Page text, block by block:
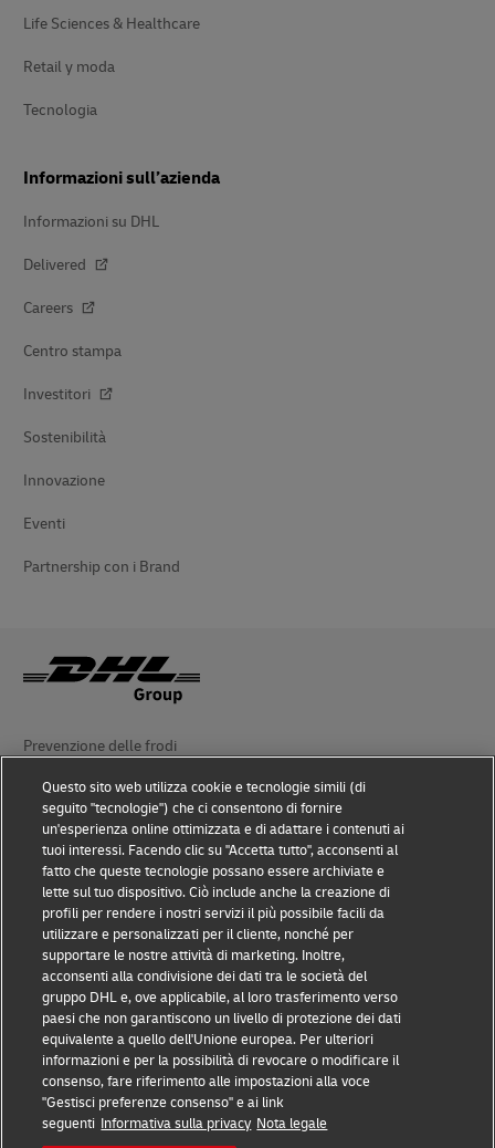
Life Sciences & Healthcare
Retail y moda
Tecnologia
Informazioni sull’azienda
Informazioni su DHL
Delivered
Careers
Centro stampa
Investitori
Sostenibilità
Innovazione
Eventi
Partnership con i Brand
Prevenzione delle frodi
Nota legale
Condizioni d’uso
Avviso sulla privacy
Accessibilità
Altre informazioni
Cookie
Seguici
Questo sito web utilizza cookie e tecnologie simili (di
seguito "tecnologie") che ci consentono di fornire
un'esperienza online ottimizzata e di adattare i contenuti ai
tuoi interessi. Facendo clic su "Accetta tutto", acconsenti al
fatto che queste tecnologie possano essere archiviate e
lette sul tuo dispositivo. Ciò include anche la creazione di
profili per rendere i nostri servizi il più possibile facili da
utilizzare e personalizzati per il cliente, nonché per
supportare le nostre attività di marketing. Inoltre,
acconsenti alla condivisione dei dati tra le società del
gruppo DHL e, ove applicabile, al loro trasferimento verso
paesi che non garantiscono un livello di protezione dei dati
equivalente a quello dell'Unione europea. Per ulteriori
informazioni e per la possibilità di revocare o modificare il
consenso, fare riferimento alle impostazioni alla voce
"Gestisci preferenze consenso" e ai link
seguenti Informativa sulla privacy Nota legale